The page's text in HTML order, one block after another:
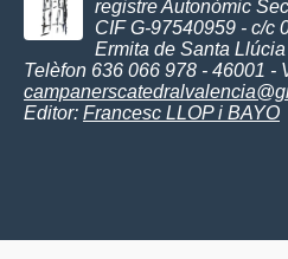
registre Autonòmic
CIF G-97540959 - c/c
Ermita de Santa
Telèfon 636 066 978 - 46001 -
Editor: Francesc LLOP i BAYO